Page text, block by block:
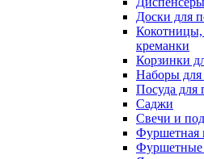
Доски для
Кокотницы,
креманки
Корзинки
Наборы для
Посуда для
Саджи
Свечи и
Фуршетная
Фуршетные